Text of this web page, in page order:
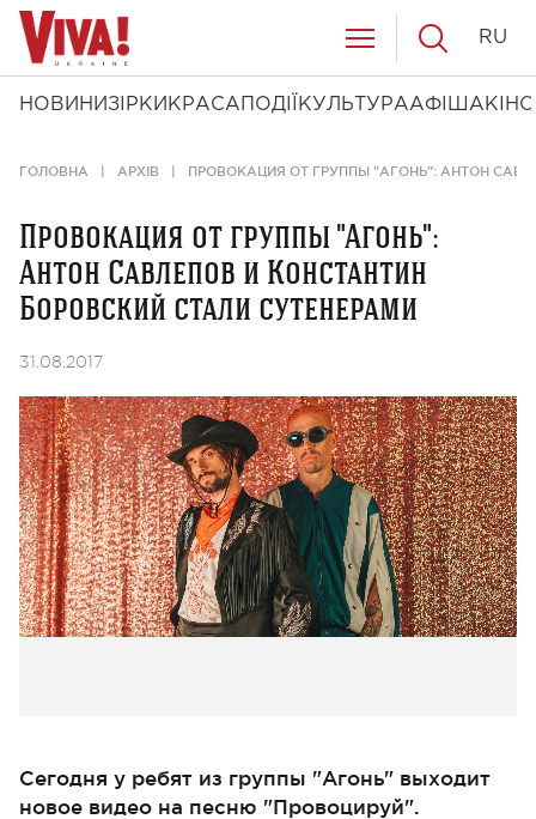
НОВИНИ ЗІРКИ КРАСА ПОДІЇ КУЛЬТУРААФІША КІНО
RU
ГОЛОВНА АРХІВ ПРОВОКАЦИЯ ОТ ГРУППЫ "АГОНЬ": АНТОН
Провокация от группы "Агонь":
Антон Савлепов и Константин
Боровский стали сутенерами
31.08.2017
Сегодня у ребят из группы "Агонь" выходит
новое видео на песню "Провоцируй".